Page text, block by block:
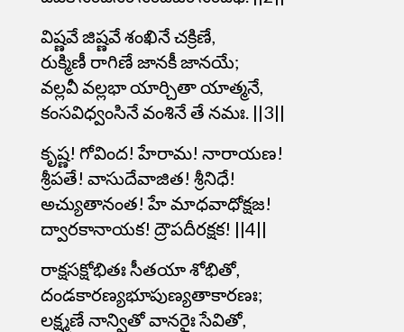
విష్ణవే జిష్ణవే శంఖినే చక్రిణే,
రుక్మిణీ రాగిణే జానకీ జానయే;
వల్లవీ వల్లభా యార్చితా యాత్మనే,
కంసవిధ్వంసినే వంశినే తే నమః. ||3||
కృష్ణ! గోవింద! హేరామ! నారాయణ!
శ్రీపతే! వాసుదేవాజిత! శ్రీనిధే!
అచ్యుతానంత! హే మాధవాధోక్షజ!
ద్వారకానాయక! ద్రౌపదీరక్షక! ||4||
రాక్షసక్షోభితః సీతయా శోభితో,
దండకారణ్యభూపుణ్యతాకారణః;
లక్ష్మణే నాన్వితో వానరైః సేవితో,